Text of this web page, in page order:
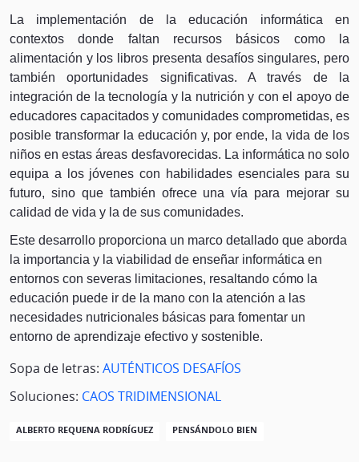
La implementación de la educación informática en
contextos donde faltan recursos básicos como la
alimentación y los libros presenta desafíos singulares, pero
también oportunidades significativas. A través de la
integración de la tecnología y la nutrición y con el apoyo de
educadores capacitados y comunidades comprometidas, es
posible transformar la educación y, por ende, la vida de los
niños en estas áreas desfavorecidas. La informática no solo
equipa a los jóvenes con habilidades esenciales para su
futuro, sino que también ofrece una vía para mejorar su
calidad de vida y la de sus comunidades.
Este desarrollo proporciona un marco detallado que aborda
la importancia y la viabilidad de enseñar informática en
entornos con severas limitaciones, resaltando cómo la
educación puede ir de la mano con la atención a las
necesidades nutricionales básicas para fomentar un
entorno de aprendizaje efectivo y sostenible.
Sopa de letras: AUTÉNTICOS DESAFÍOS
Soluciones: CAOS TRIDIMENSIONAL
ALBERTO REQUENA RODRÍGUEZ PENSÁNDOLO BIEN